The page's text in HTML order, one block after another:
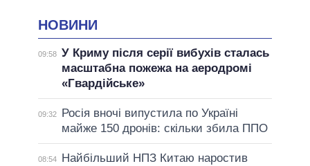
НОВИНИ
09:58 У Криму після серії вибухів сталась
масштабна пожежа на аеродромі
«Гвардійське»
09:32
Росія вночі випустила по Україні
майже 150 дронів: скільки збила ППО
08:54
Найбільший НПЗ Китаю наростив